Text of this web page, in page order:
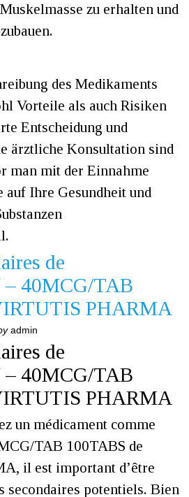
zu erhalten und
des Medikaments
Vorteile als auch Risiken
Entscheidung und
ärztliche Konsultation sind
man mit der Einnahme
auf Ihre Gesundheit und
de
40MCG/TAB
PHARMA
admin
de
40MCG/TAB
PHARMA
un médicament comme
TAB 100TABS de
il est important d’être
secondaires potentiels. Bien